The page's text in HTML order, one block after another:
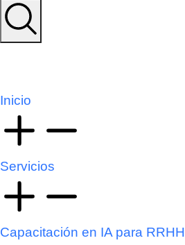
Inicio
Servicios
Capacitación en IA para RRHH